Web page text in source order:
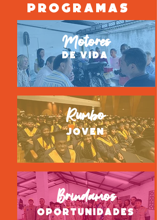
PROGRAMAS
Motores
de vida
Rumbo
joven
Brindamos
oportunidades